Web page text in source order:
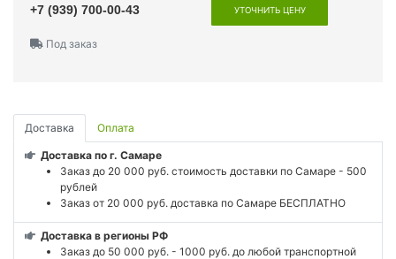
+7 (939) 700-00-43 УТОЧНИТЬ ЦЕНУ
Под заказ
Доставка Оплата
Доставка по г. Самаре
Заказ до 20 000 руб. стоимость доставки по Самаре - 500
рублей
Заказ от 20 000 руб. доставка по Самаре БЕСПЛАТНО
Доставка в регионы РФ
Заказ до 50 000 руб. - 1000 руб. до любой транспортной